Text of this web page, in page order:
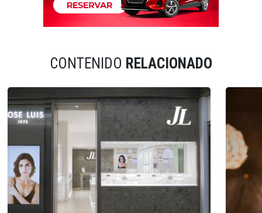
CONTENIDO RELACIONADO